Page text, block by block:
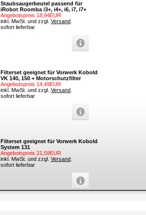
Staubsaugerbeutel passend für
iRobot Roomba i3+, i4+, i6, i7, i7+
Angebotspreis 18,94EUR
inkl. MwSt. und zzgl. Versand
sofort lieferbar
Filterset geeignet für Vorwerk Kobold
VK 140, 150 + Motorschutzfilter
Angebotspreis 14,49EUR
inkl. MwSt. und zzgl. Versand
sofort lieferbar
Filterset geeignet für Vorwerk Kobold
System 131
Angebotspreis 21,59EUR
inkl. MwSt. und zzgl. Versand
sofort lieferbar